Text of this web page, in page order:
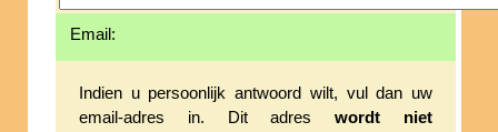
Email:
Indien u persoonlijk antwoord wilt, vul dan uw
email-adres in. Dit adreswordt niet